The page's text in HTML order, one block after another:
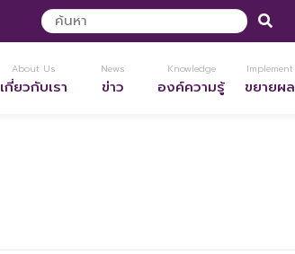
About Us
เกี่ยวกับเรา
News
ข่าว
Knowledge
องค์ความรู้
Implement
ขยายผล